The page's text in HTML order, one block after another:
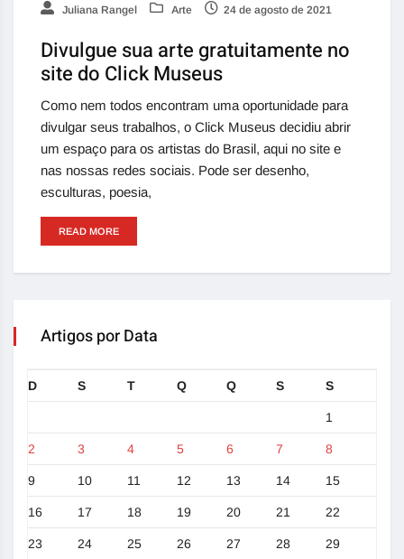
Juliana Rangel Arte 24 de agosto de 2021
Divulgue sua arte gratuitamente no
site do Click Museus
Como nem todos encontram uma oportunidade para
divulgar seus trabalhos, o Click Museus decidiu abrir
um espaço para os artistas do Brasil, aqui no site e
nas nossas redes sociais. Pode ser desenho,
esculturas, poesia,
READ MORE
Artigos por Data
D S T Q Q S S
1
2 3 4 5 6 7 8
9 10 11 12 13 14 15
16 17 18 19 20 21 22
23 24 25 26 27 28 29